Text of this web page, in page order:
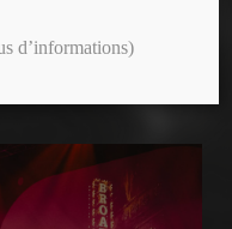
d’informations)